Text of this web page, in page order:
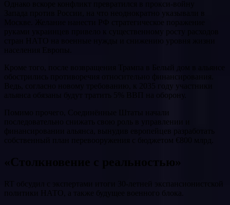
Однако вскоре конфликт превратился в прокси-войну
Запада против России, на что неоднократно указывали в
Москве. Желание нанести РФ стратегическое поражение
руками украинцев привело к существенному росту расходов
стран НАТО на военные нужды и снижению уровня жизни
населения Европы.
Кроме того, после возвращения Трампа в Белый дом в альянсе
обострились противоречия относительно финансирования.
Ведь, согласно новому требованию, к 2035 году участники
альянса обязаны будут тратить 5% ВВП на оборону.
Помимо прочего, Соединённые Штаты начали
последовательно снижать свою роль в управлении и
финансировании альянса, вынудив европейцев разработать
собственный план перевооружения с бюджетом €800 млрд.
«Столкновение с реальностью»
RT обсудил с экспертами итоги 30-летней экспансионистской
политики НАТО, а также будущее военного блока.